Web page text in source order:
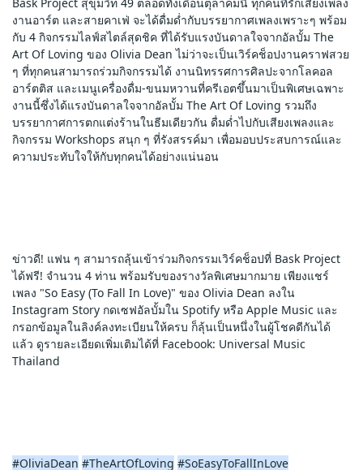
งานอาร์ต และสายคาเฟ่ จะได้ดื่มด่ำกับบรรยากาศเพลงเพราะๆ พร้อม
กับ 4 กิจกรรมไลฟ์สไตล์สุดชิค ที่ได้รับแรงบันดาลใจจากอัลบั้ม The
Art Of Loving ของ Olivia Dean ไม่ว่าจะเป็นเวิร์คช็อปงานคราฟสวย
ๆ ที่ทุกคนสามารถร่วมกิจกรรมได้ งานนิทรรศการศิลปะจากโลคอล
อาร์ตติส และเมนูเครื่องดื่ม-ขนมหวานที่ครีเอตขึ้นมาเป็นพิเศษเฉพาะ
งานนี้ซึ่งได้แรงบันดาลใจจากอัลบั้ม The Art Of Loving รวมถึง
บรรยากาศการตกแต่งร้านในธีมเดียวกัน ดื่มด่ำไปกับเสียงเพลงและ
กิจกรรม Workshops สนุก ๆ ที่รังสรรค์มา เพื่อมอบประสบการณ์และ
ความประทับใจให้กับทุกคนได้อย่างแน่นอน
ข่าวดี! แฟน ๆ สามารถลุ้นเข้าร่วมกิจกรรมเวิร์คช็อปที่ Bask Project
ได้ฟรี! จำนวน 4 ท่าน พร้อมรับของรางวัลพิเศษมากมาย เพียงแชร์
เพลง "So Easy (To Fall In Love)" ของ Olivia Dean ลงใน
Instagram Story กดเซฟอัลบั้มใน Spotify หรือ Apple Music และ
กรอกข้อมูลในลิงค์ลงทะเบียนให้ครบ ก็ลุ้นเป็นหนึ่งในผู้โชคดีกันได้
แล้ว ดูรายละเอียดเพิ่มเติมได้ที่ Facebook: Universal Music
Thailand
#OliviaDean #TheArtOfLoving #SoEasyToFallInLove